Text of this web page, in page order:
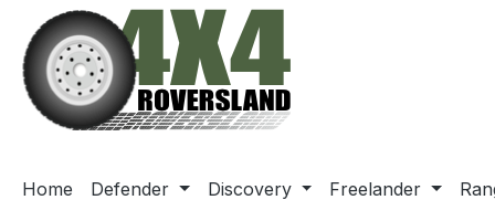
Hauptinhalt springen
Zur Suche springen
Zur Hauptnavigation springen
Home Defender Discovery Freelander